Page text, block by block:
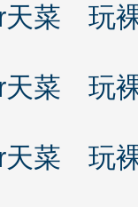
天菜 玩
天菜 玩
天菜 玩